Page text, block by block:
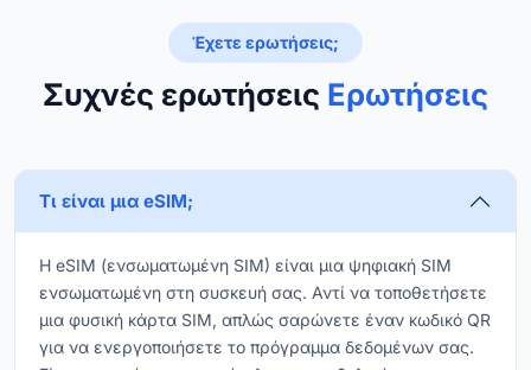
Έχετε ερωτήσεις;
Συχνές ερωτήσεις Ερωτήσεις
Τι είναι μια eSIM;
Η eSIM (ενσωματωμένη SIM) είναι μια ψηφιακή SIM
ενσωματωμένη στη συσκευή σας. Αντί να τοποθετήσετε
μια φυσική κάρτα SIM, απλώς σαρώνετε έναν κωδικό QR
για να ενεργοποιήσετε το πρόγραμμα δεδομένων σας.